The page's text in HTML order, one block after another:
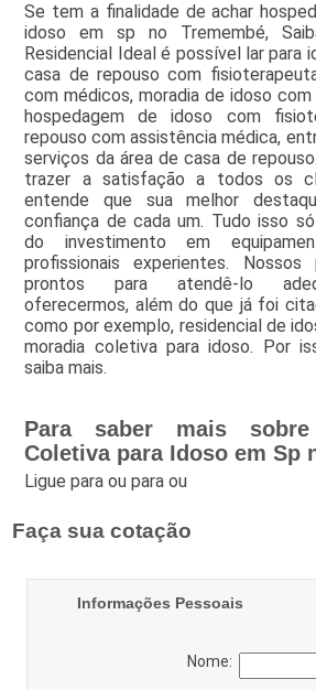
Se tem a finalidade de achar
idoso em sp no Tremembé,
Residencial Ideal é possível lar para
casa de repouso com
com médicos, moradia de idoso
hospedagem de idoso com
repouso com assistência médica,
serviços da área de casa de
trazer a satisfação a todos os
entende que sua melhor
confiança de cada um. Tudo isso
do investimento em
profissionais experientes. Nossos
prontos para atendê-lo
oferecermos, além do que já foi
como por exemplo, residencial de
moradia coletiva para idoso. Por
saiba mais.
Para saber mais sobre
Coletiva para Idoso em Sp
Ligue paraou paraou
Faça sua cotação
Informações Pessoais
Nome: